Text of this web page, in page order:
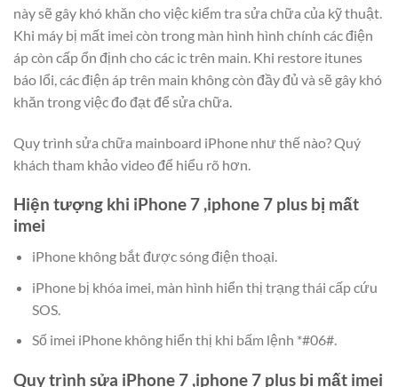
này sẽ gây khó khăn cho việc kiểm tra sửa chữa của kỹ thuật.
Khi máy bị mất imei còn trong màn hình hình chính các điện
áp còn cấp ổn định cho các ic trên main. Khi restore itunes
báo lổi, các điện áp trên main không còn đầy đủ và sẽ gây khó
khăn trong việc đo đạt để sửa chữa.
Quy trình sửa chữa mainboard iPhone như thế nào? Quý
khách tham khảo video để hiểu rõ hơn.
Hiện tượng khi iPhone 7 ,iphone 7 plus bị mất
imei
iPhone không bắt được sóng điện thoại.
iPhone bị khóa imei, màn hình hiển thị trạng thái cấp cứu
SOS.
Số imei iPhone không hiển thị khi bấm lệnh *#06#.
Quy trình sửa iPhone 7 ,iphone 7 plus bị mất imei